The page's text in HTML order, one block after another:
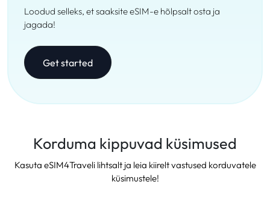
Loodud selleks, et saaksite eSIM-e hõlpsalt osta ja
jagada!
Get started
Korduma kippuvad küsimused
Kasuta eSIM4Traveli lihtsalt ja leia kiirelt vastused korduvatele
küsimustele!